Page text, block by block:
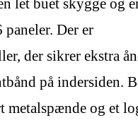
let buet skygge og
paneler. Der er
der sikrer ekstra
på indersiden.
metalspænde og et